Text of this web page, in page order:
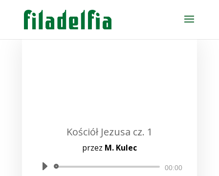
Kościół Jezusa cz. 1
przez M. Kulec
Odtwarzacz
00:00